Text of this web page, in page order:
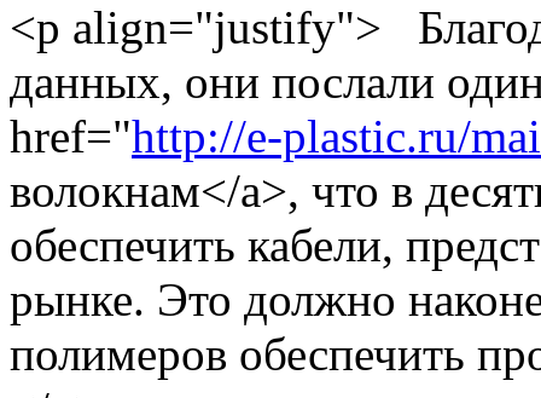
<p align="justify">
данных, они послали
href="http://e-plastic.ru/
волокнам</a>, что в
обеспечить кабели,
рынке. Это должно
полимеров обеспечить